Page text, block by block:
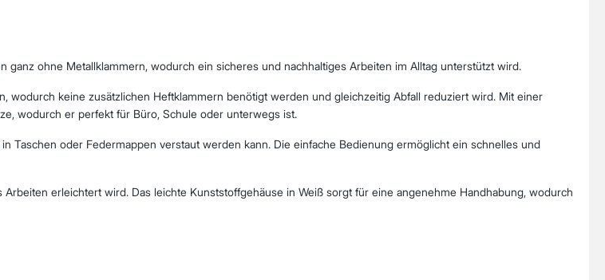
ohne Metallklammern, wodurch ein sicheres und nachhaltiges Arbeiten im Alltag unterstützt wird.
keine zusätzlichen Heftklammern benötigt werden und gleichzeitig Abfall reduziert wird. Mit einer
wodurch er perfekt für Büro, Schule oder unterwegs ist.
Taschen oder Federmappen verstaut werden kann. Die einfache Bedienung ermöglicht ein schnelles und
erleichtert wird. Das leichte Kunststoffgehäuse in Weiß sorgt für eine angenehme Handhabung, wodurch